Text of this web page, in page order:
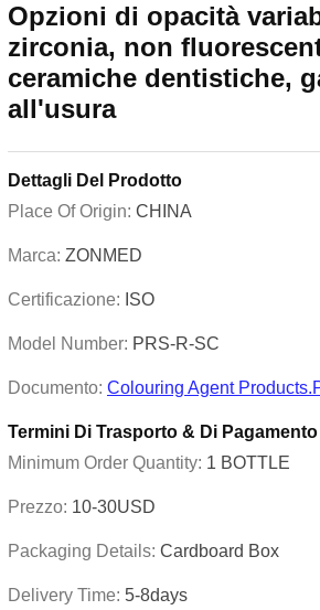
Opzioni di opacità
zirconia, non
ceramiche dentistiche,
all'usura
Dettagli Del Prodotto
Place Of Origin: CHINA
Marca: ZONMED
Certificazione: ISO
Model Number: PRS-R-SC
Documento: Colouring Agent
Termini Di Trasporto & Di Pagamento
Minimum Order Quantity: 1 BOTTLE
Prezzo: 10-30USD
Packaging Details: Cardboard Box
Delivery Time: 5-8days